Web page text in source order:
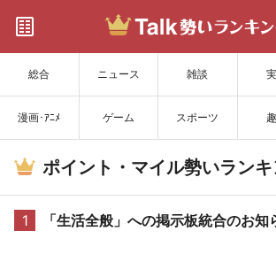
総合 ニュース 雑談
漫画･ｱﾆﾒ ゲーム スポーツ
サイトを更新
ポイント・マイル勢いラン
1 「生活全般」への掲示板統合のお知